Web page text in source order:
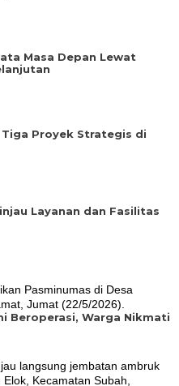
Masa Depan Lewat
Tiga Proyek Strategis di
Layanan dan Fasilitas
Beroperasi, Warga Nikmati